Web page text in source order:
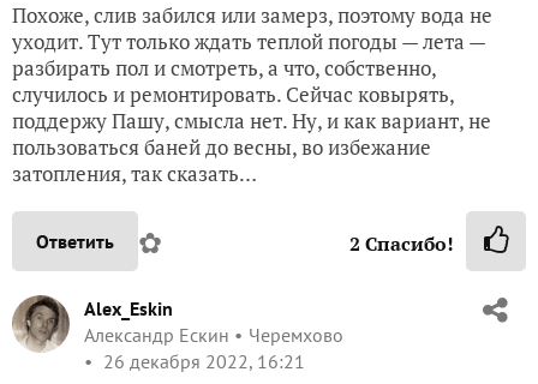
Похоже, слив забился или замерз, поэтому вода не
уходит. Тут только ждать теплой погоды — лета —
разбирать пол и смотреть, а что, собственно,
случилось и ремонтировать. Сейчас ковырять,
поддержу Пашу, смысла нет. Ну, и как вариант, не
пользоваться баней до весны, во избежание
затопления, так сказать…
Ответить ✿ 2 Спасибо!
Alex_Eskin
Александр Ескин
Черемхово
26 декабря 2022, 16:21